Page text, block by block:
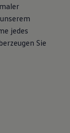
jedes
Sie